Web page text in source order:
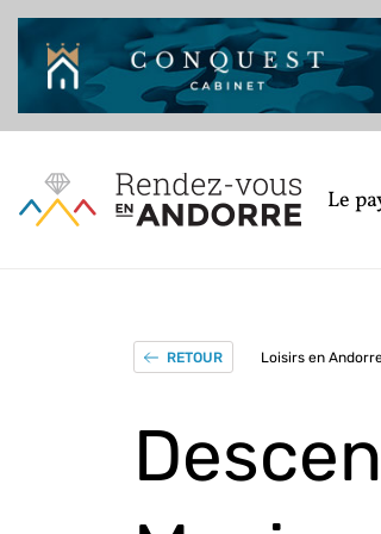
Le
RETOUR Loisirs en